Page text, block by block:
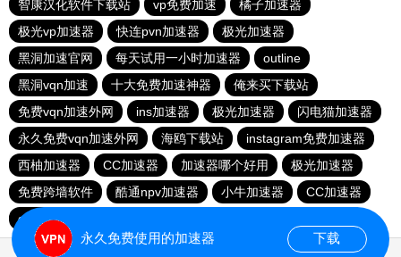
智康汉化软件下载站
vp免费加速
橘子加速器
极光vp加速器
快连pvn加速器
极光加速器
黑洞加速官网
每天试用一小时加速器
outline
黑洞vqn加速
十大免费加速神器
俺来买下载站
免费vqn加速外网
ins加速器 极光加速器
闪电猫加速器
永久免费vqn加速外网
海鸥下载站
instagram免费加速器
西柚加速器
CC加速器 加速器哪个好用
极光加速器
免费跨墙软件
酷通npv加速器 小牛加速器
CC加速器
quickq
永久免费使用的加速器 下载